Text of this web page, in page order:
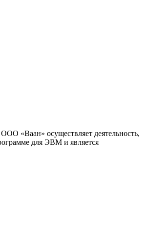
«Ваан» осуществляет деятельность,
для ЭВМ и является